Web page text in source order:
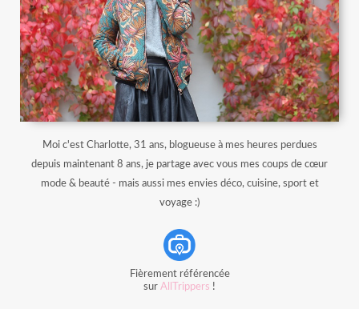
Moi c'est Charlotte, 31 ans, blogueuse à mes heures perdues
depuis maintenant 8 ans, je partage avec vous mes coups de cœur
mode & beauté - mais aussi mes envies déco, cuisine, sport et
voyage :)
Fièrement référencée
sur AllTrippers !